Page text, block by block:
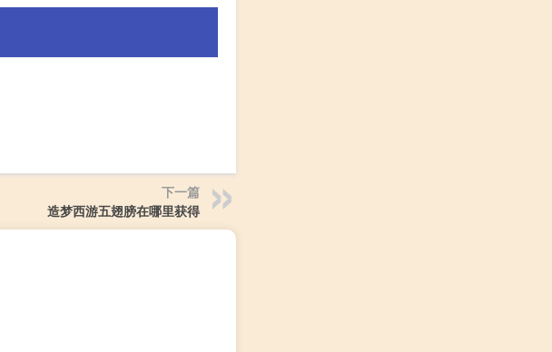
下一篇
造梦西游五翅膀在哪里获得